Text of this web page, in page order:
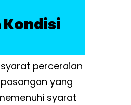
perceraian
yang
syarat